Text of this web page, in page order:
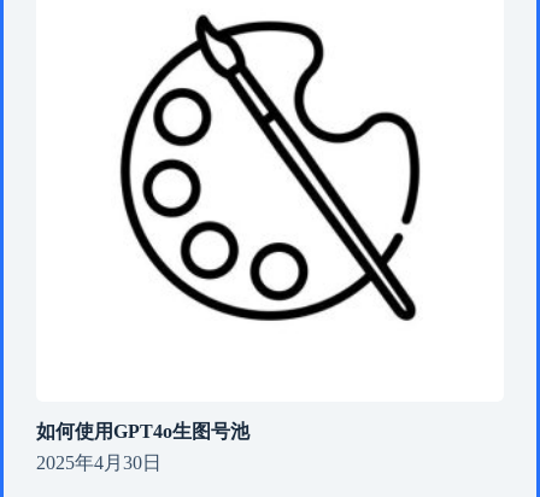
如何使用GPT4o生图号池
2025年4月30日